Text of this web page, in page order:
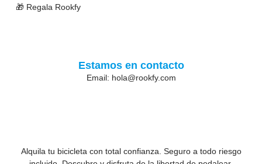
Alquila tu bicicleta con total confianza. Seguro a todo riesgo
🎁 Regala Rookfy
Estamos en contacto
Email: hola@rookfy.com